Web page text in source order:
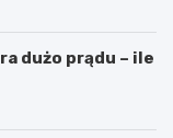
dużo prądu – ile